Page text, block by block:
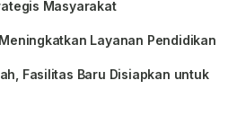
Masyarakat
Layanan Pendidikan
Fasilitas Baru Disiapkan untuk